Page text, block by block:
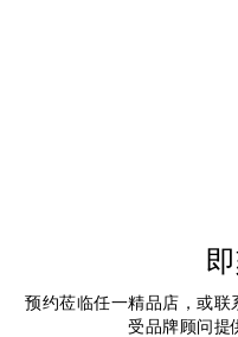
预约莅临任一精品店，或联
受品牌顾问提